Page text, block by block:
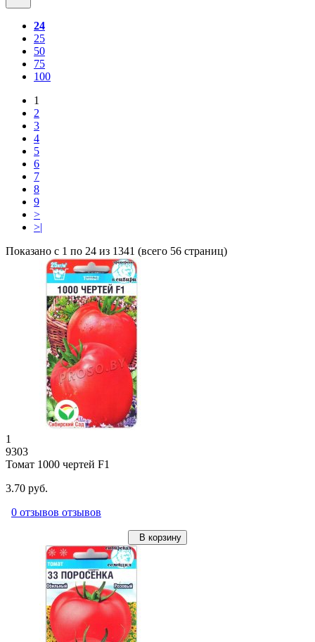
24
25
50
75
100
1
2
3
4
5
6
7
8
9
>
>|
Показано с 1 по 24 из 1341 (всего 56 страниц)
1
9303
Томат 1000 чертей F1
3.70 руб.
0 отзывов отзывов
В корзину